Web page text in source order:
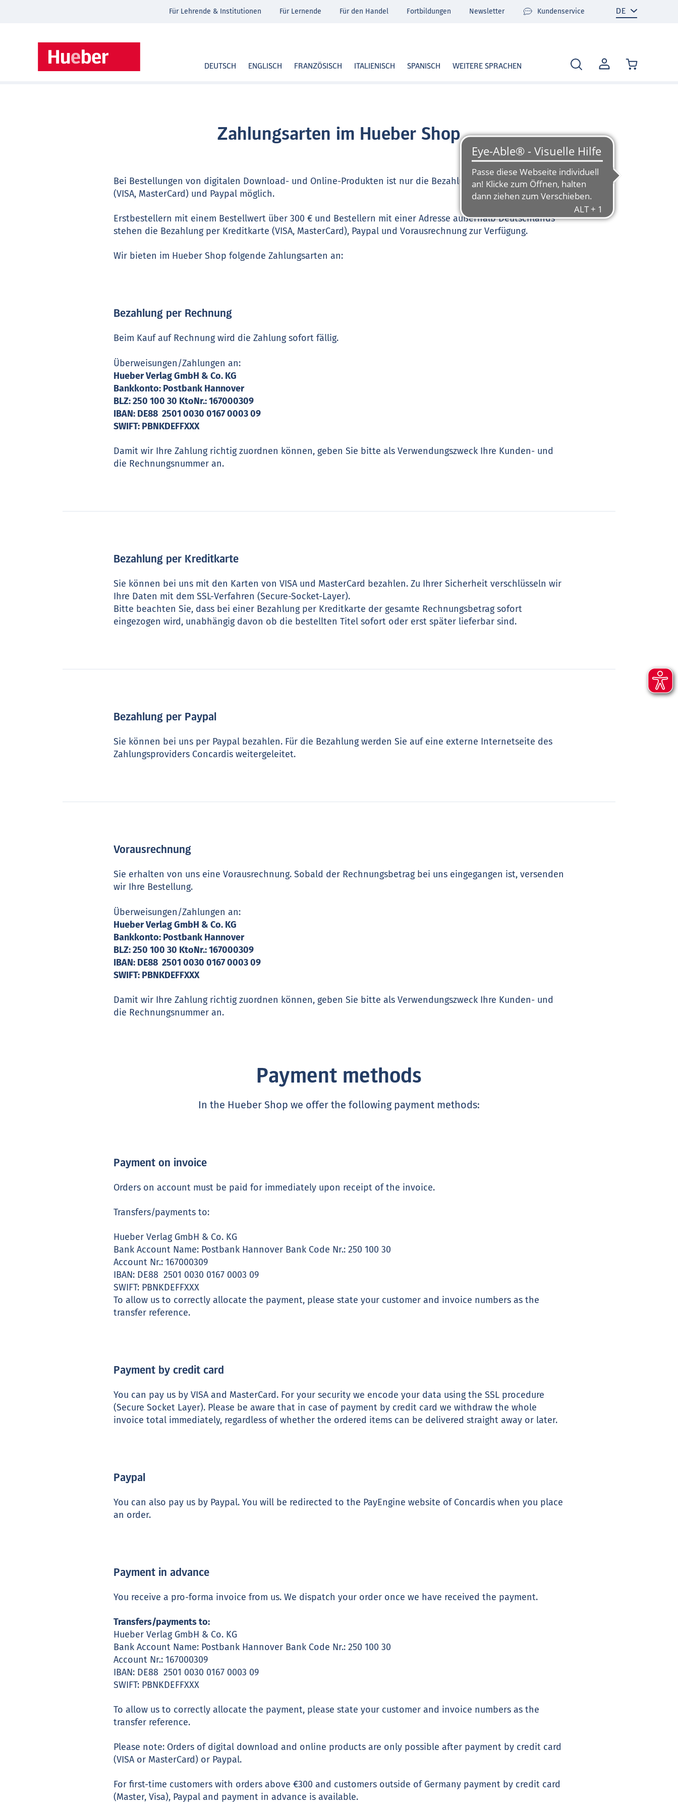
MEIN
KONTO
DEUTSCH ENGLISCH FRANZÖSISCH ITALIENISCH SPANISCH WEITERE SPRACHEN
Für Lehrende & Institutionen Für Lernende Für den Handel Fortbildungen Newsletter Kundenservice
Zahlungsarten im Hueber Shop
Bei Bestellungen von digitalen Download- und Online-Produkten ist nur die Bezahlung per Kreditkarte
(VISA, MasterCard) und Paypal möglich.
Erstbestellern mit einem Bestellwert über 300 € und Bestellern mit einer Adresse außerhalb Deutschlands
stehen die Bezahlung per Kreditkarte (VISA, MasterCard), Paypal und Vorausrechnung zur Verfügung.
Wir bieten im Hueber Shop folgende Zahlungsarten an:
Bezahlung per Rechnung
Beim Kauf auf Rechnung wird die Zahlung sofort fällig.
Überweisungen/Zahlungen an:
Hueber Verlag GmbH & Co. KG
Bankkonto: Postbank Hannover
BLZ: 250 100 30 KtoNr.: 167000309
IBAN: DE88 2501 0030 0167 0003 09
SWIFT: PBNKDEFFXXX
Damit wir Ihre Zahlung richtig zuordnen können, geben Sie bitte als Verwendungszweck Ihre Kunden- und
die Rechnungsnummer an.
Bezahlung per Kreditkarte
Sie können bei uns mit den Karten von VISA und MasterCard bezahlen. Zu Ihrer Sicherheit verschlüsseln wir
Ihre Daten mit dem SSL-Verfahren (Secure-Socket-Layer).
Bitte beachten Sie, dass bei einer Bezahlung per Kreditkarte der gesamte Rechnungsbetrag sofort
eingezogen wird, unabhängig davon ob die bestellten Titel sofort oder erst später lieferbar sind.
Bezahlung per Paypal
Sie können bei uns per Paypal bezahlen. Für die Bezahlung werden Sie auf eine externe Internetseite des
Zahlungsproviders Concardis weitergeleitet.
Vorausrechnung
Sie erhalten von uns eine Vorausrechnung. Sobald der Rechnungsbetrag bei uns eingegangen ist, versenden
wir Ihre Bestellung.
Überweisungen/Zahlungen an:
Hueber Verlag GmbH & Co. KG
Bankkonto: Postbank Hannover
BLZ: 250 100 30 KtoNr.: 167000309
IBAN: DE88 2501 0030 0167 0003 09
SWIFT: PBNKDEFFXXX
Damit wir Ihre Zahlung richtig zuordnen können, geben Sie bitte als Verwendungszweck Ihre Kunden- und
die Rechnungsnummer an.
Payment methods
In the Hueber Shop we offer the following payment methods:
Payment on invoice
Orders on account must be paid for immediately upon receipt of the invoice.
Transfers/payments to:
Hueber Verlag GmbH & Co. KG
Bank Account Name: Postbank Hannover Bank Code Nr.: 250 100 30
Account Nr.: 167000309
IBAN: DE88 2501 0030 0167 0003 09
SWIFT: PBNKDEFFXXX
To allow us to correctly allocate the payment, please state your customer and invoice numbers as the
transfer reference.
Payment by credit card
You can pay us by VISA and MasterCard. For your security we encode your data using the SSL procedure
(Secure Socket Layer). Please be aware that in case of payment by credit card we withdraw the whole
invoice total immediately, regardless of whether the ordered items can be delivered straight away or later.
Paypal
You can also pay us by Paypal. You will be redirected to the PayEngine website of Concardis when you place
an order.
Payment in advance
You receive a pro-forma invoice from us. We dispatch your order once we have received the payment.
Transfers/payments to:
Hueber Verlag GmbH & Co. KG
Bank Account Name: Postbank Hannover Bank Code Nr.: 250 100 30
Account Nr.: 167000309
IBAN: DE88 2501 0030 0167 0003 09
SWIFT: PBNKDEFFXXX
To allow us to correctly allocate the payment, please state your customer and invoice numbers as the
transfer reference.
Please note: Orders of digital download and online products are only possible after payment by credit card
(VISA or MasterCard) or Paypal.
For first-time customers with orders above €300 and customers outside of Germany payment by credit card
(Master, Visa), Paypal and payment in advance is available.